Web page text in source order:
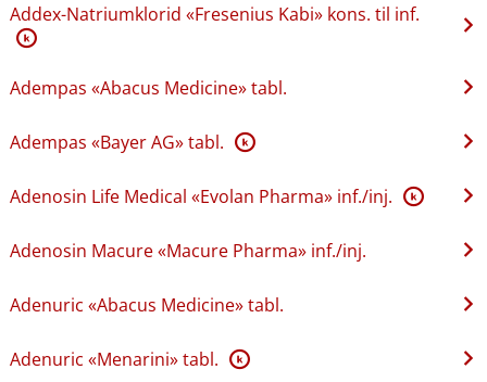
Addex-Natriumklorid «Fresenius Kabi» kons. til inf.
K
Adempas «Abacus Medicine» tabl.
Adempas «Bayer AG» tabl. K
Adenosin Life Medical «Evolan Pharma» inf.​/​inj. K
Adenosin Macure «Macure Pharma» inf.​/​inj.
Adenuric «Abacus Medicine» tabl.
Adenuric «Menarini» tabl. K